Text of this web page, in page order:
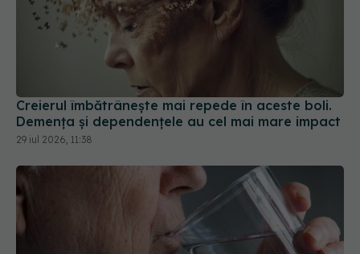
Creierul îmbătrânește mai repede în aceste boli.
Demența și dependențele au cel mai mare impact
29 iul 2026, 11:38